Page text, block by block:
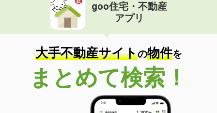
goo住宅・不動産
アプリ
大手不動産サイトの物件を
まとめて検索！